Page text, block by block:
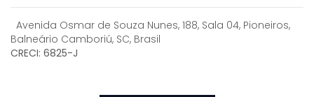
Avenida Osmar de Souza Nunes, 188, Sala 04, Pioneiros,
Balneário Camboriú, SC, Brasil
CRECI: 6825-J